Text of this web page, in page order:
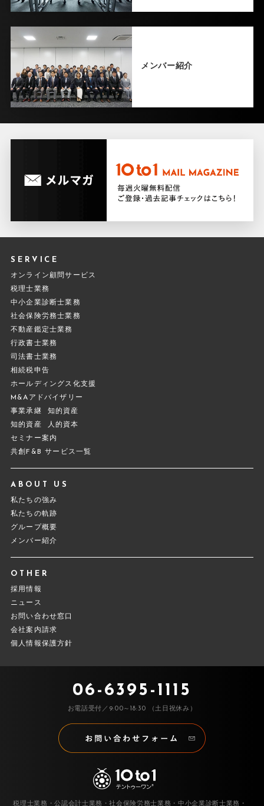
メンバー紹介
SERVICE
オンライン顧問サービス
税理士業務
中小企業診断士業務
社会保険労務士業務
不動産鑑定士業務
行政書士業務
司法書士業務
相続税申告
ホールディングス化支援
M&Aアドバイザリー
事業承継
知的資産
知的資産
人的資本
セミナー案内
共創F&B サービス一覧
ABOUT US
私たちの強み
私たちの軌跡
グループ概要
メンバー紹介
OTHER
採用情報
ニュース
お問い合わせ窓口
会社案内請求
個人情報保護方針
06-6395-1115
お電話受付／9:00～18:30 （土日祝休み）
税理士業務・公認会計士業務・社会保険労務士業務・中小企業診断士業務・